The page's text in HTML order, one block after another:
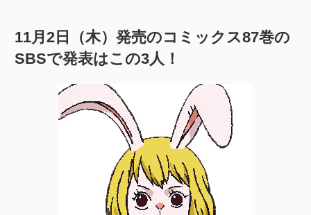
11月2日（木）発売のコミックス87巻の
SBSで発表はこの3人！